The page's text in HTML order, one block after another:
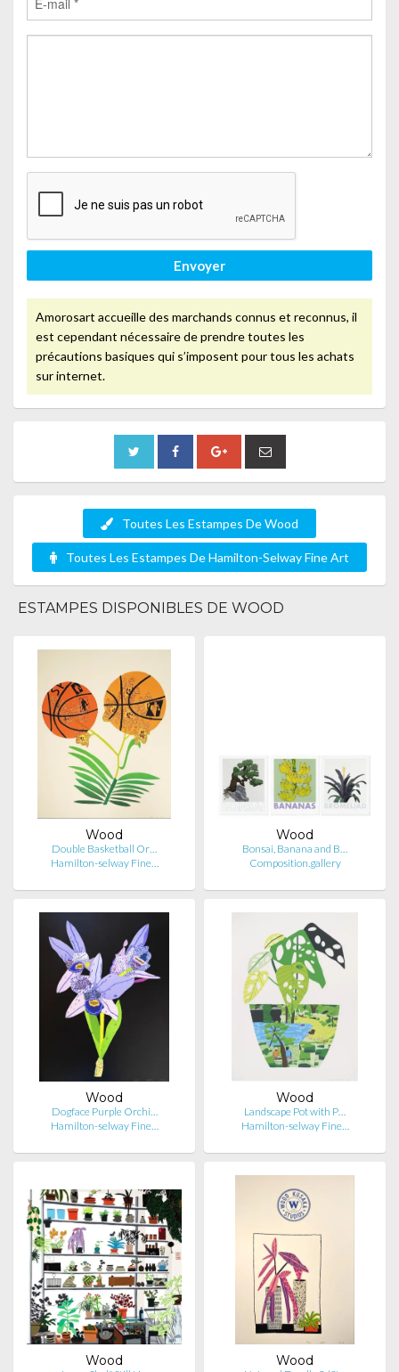
Envoyer
Amorosart accueille des marchands connus et reconnus, il
est cependant nécessaire de prendre toutes les
précautions basiques qui s’imposent pour tous les achats
sur internet.
Toutes Les Estampes De Wood
Toutes Les Estampes De Hamilton-Selway Fine Art
ESTAMPES DISPONIBLES DE WOOD
Wood
Double Basketball Or…
Hamilton-selway Fine…
Wood
Bonsai, Banana and B…
Composition.gallery
Wood
Dogface Purple Orchi…
Hamilton-selway Fine…
Wood
Landscape Pot with P…
Hamilton-selway Fine…
Wood Wood